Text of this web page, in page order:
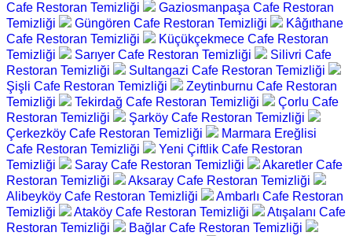
Cafe Restoran Temizliği
Gaziosmanpaşa Cafe Restoran
Temizliği
Güngören Cafe Restoran Temizliği
Kâğıthane
Cafe Restoran Temizliği
Küçükçekmece Cafe Restoran
Temizliği
Sarıyer Cafe Restoran Temizliği
Silivri Cafe
Restoran Temizliği
Sultangazi Cafe Restoran Temizliği
Şişli Cafe Restoran Temizliği
Zeytinburnu Cafe Restoran
Temizliği
Tekirdağ Cafe Restoran Temizliği
Çorlu Cafe
Restoran Temizliği
Şarköy Cafe Restoran Temizliği
Çerkezköy Cafe Restoran Temizliği
Marmara Ereğlisi
Cafe Restoran Temizliği
Yeni Çiftlik Cafe Restoran
Temizliği
Saray Cafe Restoran Temizliği
Akaretler Cafe
Restoran Temizliği
Aksaray Cafe Restoran Temizliği
Alibeyköy Cafe Restoran Temizliği
Ambarlı Cafe Restoran
Temizliği
Ataköy Cafe Restoran Temizliği
Atışalanı Cafe
Restoran Temizliği
Bağlar Cafe Restoran Temizliği